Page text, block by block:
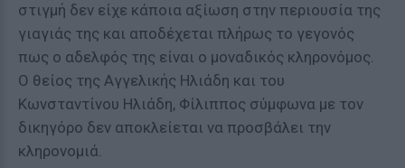
στιγμή δεν είχε κάποια αξίωση στην περιουσία της
γιαγιάς της και αποδέχεται πλήρως το γεγονός
πως ο αδελφός της είναι ο μοναδικός κληρονόμος.
Ο θείος της Αγγελικής Ηλιάδη και του
Κωνσταντίνου Ηλιάδη, Φίλιππος σύμφωνα με τον
δικηγόρο δεν αποκλείεται να προσβάλει την
κληρονομιά.